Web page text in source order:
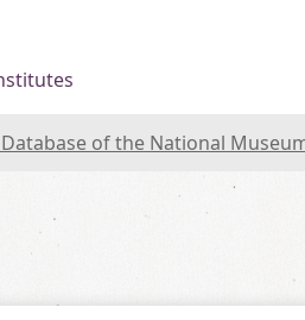
of the National